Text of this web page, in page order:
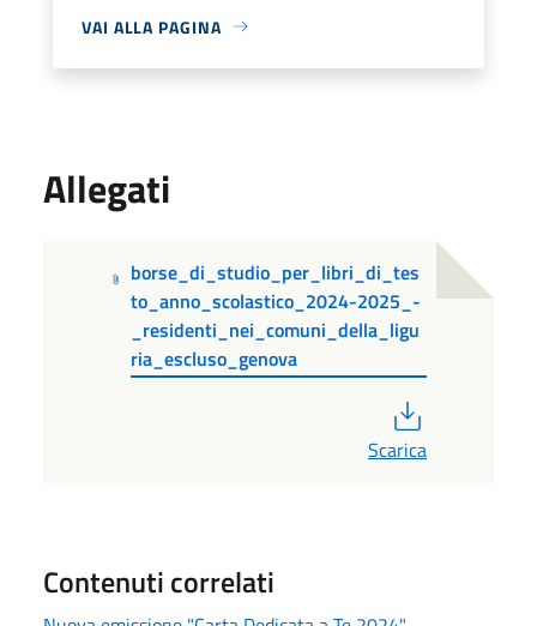
VAI ALLA PAGINA
Allegati
borse_di_studio_per_libri_di_tes
to_anno_scolastico_2024-2025_-
_residenti_nei_comuni_della_ligu
ria_escluso_genova
Scarica
Contenuti correlati